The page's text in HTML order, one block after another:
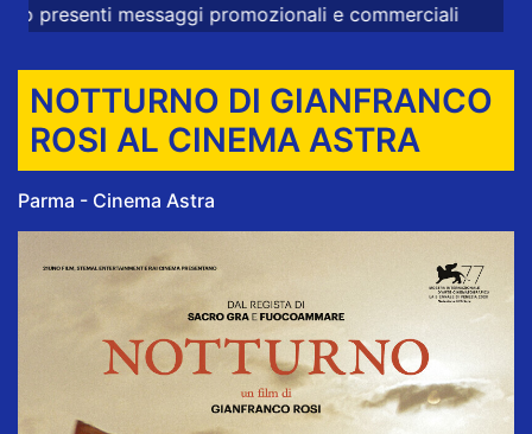
messaggi promozionali e commerciali
NOTTURNO DI GIANFRANCO
ROSI AL CINEMA ASTRA
Parma - Cinema Astra